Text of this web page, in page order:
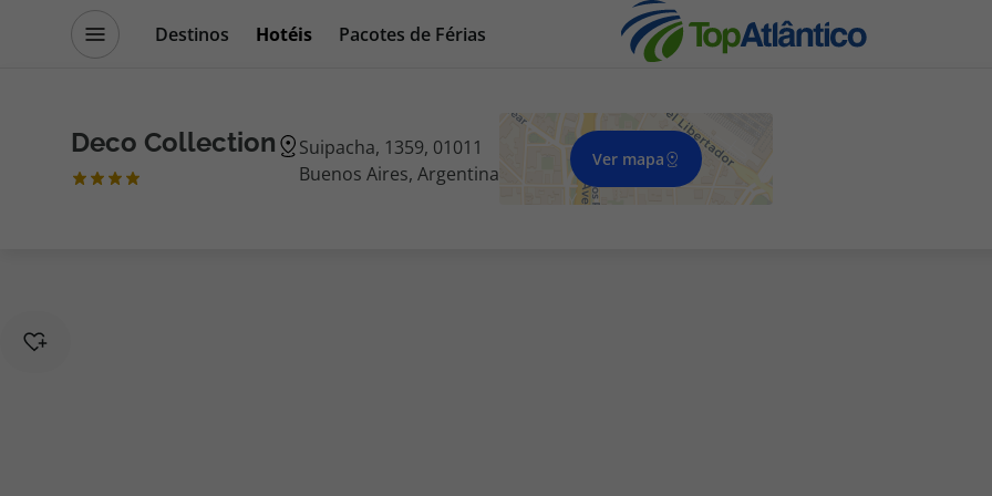
Destinos Hotéis
Pacotes de Férias
Deco Collection
Suipacha, 1359, 01011
Buenos Aires, Argentina
Ver mapa